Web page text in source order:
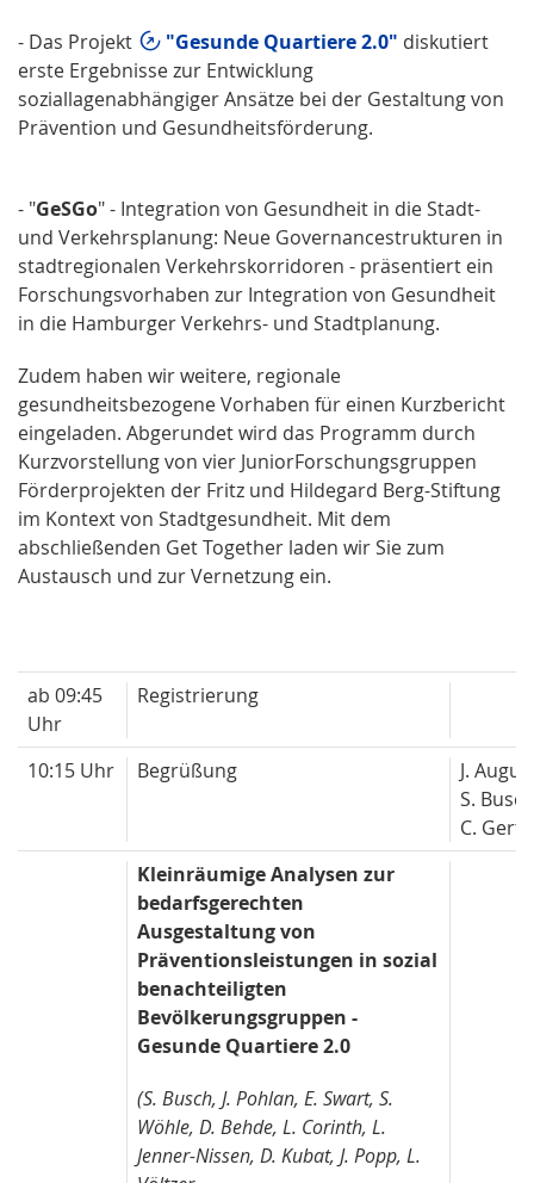
- Das Projekt "Gesunde Quartiere 2.0" diskutiert
erste Ergebnisse zur Entwicklung
soziallagenabhängiger Ansätze bei der Gestaltung von
Prävention und Gesundheitsförderung.
- "GeSGo" - Integration von Gesundheit in die Stadt-
und Verkehrsplanung: Neue Governancestrukturen in
stadtregionalen Verkehrskorridoren - präsentiert ein
Forschungsvorhaben zur Integration von Gesundheit
in die Hamburger Verkehrs- und Stadtplanung.
Zudem haben wir weitere, regionale
gesundheitsbezogene Vorhaben für einen Kurzbericht
eingeladen. Abgerundet wird das Programm durch
Kurzvorstellung von vier JuniorForschungsgruppen
Förderprojekten der Fritz und Hildegard Berg-Stiftung
im Kontext von Stadtgesundheit. Mit dem
abschließenden Get Together laden wir Sie zum
Austausch und zur Vernetzung ein.
ab 09:45
Uhr
Registrierung
10:15 Uhr Begrüßung
J.
S. Busch
C. Gertz
Kleinräumige Analysen zur
bedarfsgerechten
Ausgestaltung von
Präventionsleistungen in sozial
benachteiligten
Bevölkerungsgruppen -
Gesunde Quartiere 2.0
(S. Busch, J. Pohlan, E. Swart, S.
Wöhle, D. Behde, L. Corinth, L.
Jenner-Nissen, D. Kubat, J. Popp, L.